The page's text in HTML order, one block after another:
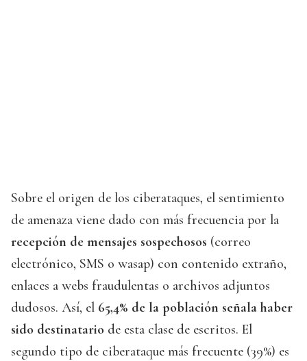
Sobre el origen de los ciberataques, el sentimiento
de amenaza viene dado con más frecuencia por la
recepción de mensajes sospechosos (correo
electrónico, SMS o wasap) con contenido extraño,
enlaces a webs fraudulentas o archivos adjuntos
dudosos. Así, el 65,4% de la población señala haber
sido destinatario de esta clase de escritos. El
segundo tipo de ciberataque más frecuente (39%) es